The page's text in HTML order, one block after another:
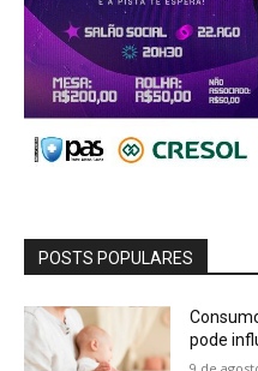
POSTS POPULARES
pode